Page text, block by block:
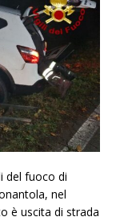
del fuoco di
nel
è uscita di strada